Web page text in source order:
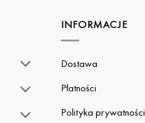
INFORMACJE
Dostawa
Płatności
Polityka prywatności